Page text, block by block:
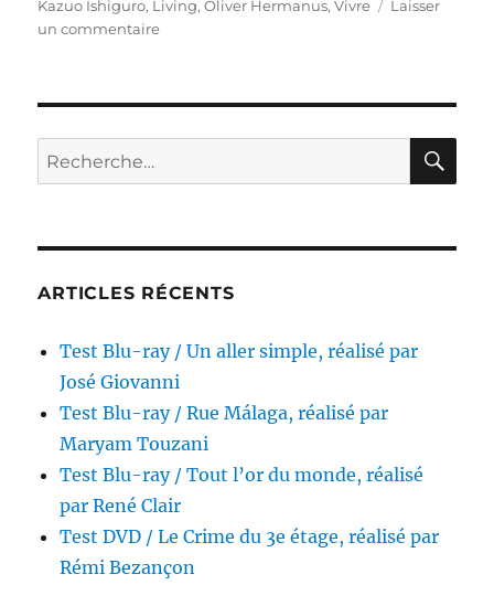
Kazuo Ishiguro, Living,Oliver Hermanus,Vivre
Laisser
un commentairesur
Vivre,
par
Recherche
pour :
ARTICLES RÉCENTS
Test Blu-ray / Un aller simple, réalisé par
José Giovanni
Test Blu-ray / Rue Málaga, réalisé par
Maryam Touzani
Test Blu-ray / Tout l’or du monde, réalisé
par René Clair
Test DVD / Le Crime du 3e étage, réalisé par
Rémi Bezançon